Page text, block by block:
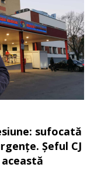
sufocată
Șeful CJ